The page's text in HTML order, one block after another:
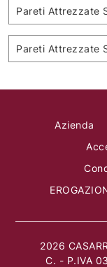
Pareti Attrezzate
Pareti Attrezzate
Azienda
2026
C. - P.IVA